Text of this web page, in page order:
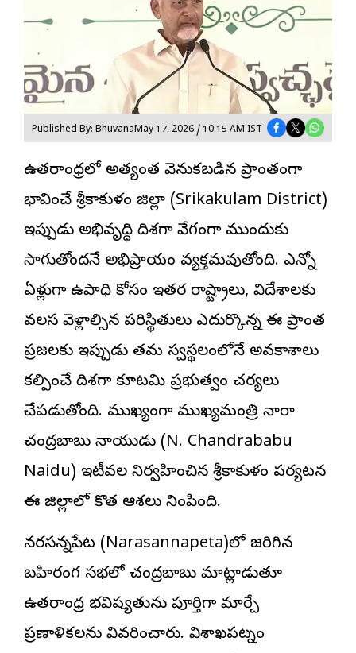
Published By: BhuvanaMay 17, 2026 / 10:15 AM IST
ఉత్తరాంధ్రలో అత్యంత వెనుకబడిన ప్రాంతంగా
భావించే శ్రీకాకుళం జిల్లా (Srikakulam District)
ఇప్పుడు అభివృద్ధి దిశగా వేగంగా ముందుకు
సాగుతోందనే అభిప్రాయం వ్యక్తమవుతోంది. ఎన్నో
ఏళ్లుగా ఉపాధి కోసం ఇతర రాష్ట్రాలు, విదేశాలకు
వలస వెళ్లాల్సిన పరిస్థితులు ఎదుర్కొన్న ఈ ప్రాంత
ప్రజలకు ఇప్పుడు తమ స్వస్థలంలోనే అవకాశాలు
కల్పించే దిశగా కూటమి ప్రభుత్వం చర్యలు
చేపడుతోంది. ముఖ్యంగా ముఖ్యమంత్రి నారా
చంద్రబాబు నాయుడు (N. Chandrababu
Naidu) ఇటీవల నిర్వహించిన శ్రీకాకుళం పర్యటన
ఈ జిల్లాలో కొత్త ఆశలు నింపింది.
నరసన్నపేట (Narasannapeta)లో జరిగిన
బహిరంగ సభలో చంద్రబాబు మాట్లాడుతూ
ఉత్తరాంధ్ర భవిష్యత్తును పూర్తిగా మార్చే
ప్రణాళికలను వివరించారు. విశాఖపట్నం